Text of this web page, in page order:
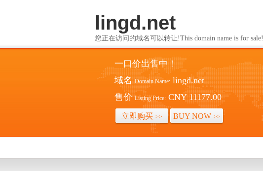
lingd.net
您正在访问的域名可以转让!This domain name is for sale!
一口价出售中！
域名 Domain Name: lingd.net
售价 Listing Price: CNY 11177.00
立即购买 >> BUY NOW >>